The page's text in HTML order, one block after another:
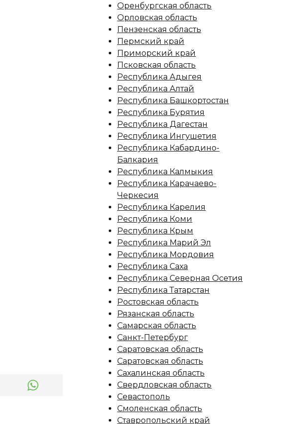
Оренбургская область
Орловская область
Пензенская область
Пермский край
Приморский край
Псковская область
Республика Адыгея
Республика Алтай
Республика Башкортостан
Республика Бурятия
Республика Дагестан
Республика Ингушетия
Республика Кабардино-
Балкария
Республика Калмыкия
Республика Карачаево-
Черкесия
Республика Карелия
Республика Коми
Республика Крым
Республика Марий Эл
Республика Мордовия
Республика Саха
Республика Северная Осетия
Республика Татарстан
Ростовская область
Рязанская область
Самарская область
Санкт-Петербург
Саратовская область
Саратовская область
Сахалинская область
Свердловская область
Севастополь
Смоленская область
Ставропольский край